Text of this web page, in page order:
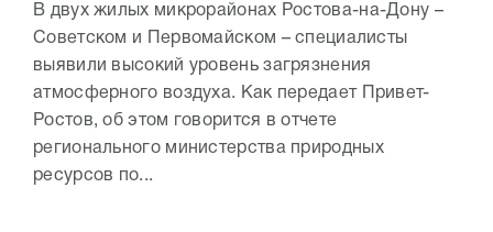
В двух жилых микрорайонах Ростова-на-Дону –
Советском и Первомайском – специалисты
выявили высокий уровень загрязнения
атмосферного воздуха. Как передает Привет-
Ростов, об этом говорится в отчете
регионального министерства природных
ресурсов по...